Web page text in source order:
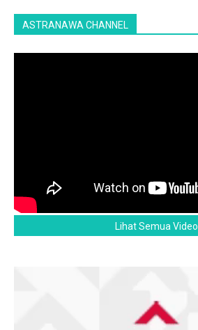
ASTRANAWA CHANNEL
Lihat Semua Video